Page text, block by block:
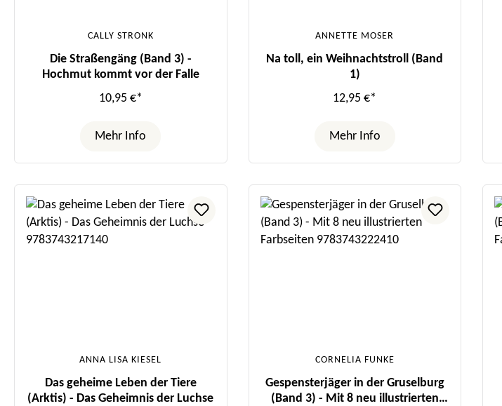
CALLY STRONK
Die Straßengäng (Band 3) -
Hochmut kommt vor der Falle
10,95 €*
Mehr Info
ANNETTE MOSER
Na toll, ein Weihnachtstroll (Band
1)
12,95 €*
Mehr Info
ANNA LISA KIESEL
Das geheime Leben der Tiere
(Arktis) - Das Geheimnis der Luchse
CORNELIA FUNKE
Gespensterjäger in der Gruselburg
(Band 3) - Mit 8 neu illustrierten